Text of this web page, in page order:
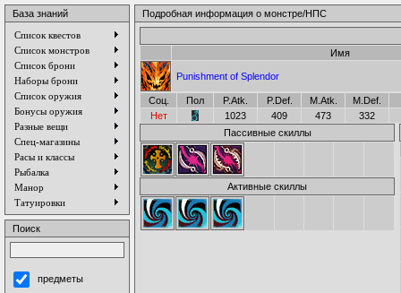
База знаний
Список квестов
Список монстров
Список брони
Наборы брони
Список оружия
Бонусы оружия
Разные вещи
Спец-магазины
Расы и классы
Рыбалка
Манор
Татуировки
Поиск
предметы
Подробная информация о монстре/НПС
Имя
Punishment of Splendor
Соц. Пол P.Atk. P.Def. M.Atk.
M.Def.
Нет
1023 409 473
332
Пассивные скиллы
Активные скиллы